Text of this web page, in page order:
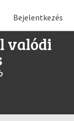
Bejelentkezés
valódi